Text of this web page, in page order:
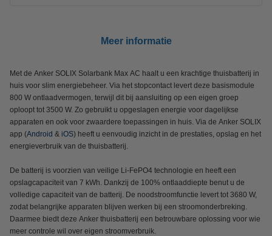
Meer informatie
Met de Anker SOLIX Solarbank Max AC haalt u een krachtige thuisbatterij in
huis voor slim energiebeheer. Via het stopcontact levert deze basismodule
800 W ontlaadvermogen, terwijl dit bij aansluiting op een eigen groep
oploopt tot 3500 W. Zo gebruikt u opgeslagen energie voor dagelijkse
apparaten en ook voor zwaardere toepassingen in huis. Via de Anker SOLIX
app (Android & iOS) heeft u eenvoudig inzicht in de prestaties, opslag en het
energieverbruik van de thuisbatterij.
De batterij is voorzien van veilige Li-FePO4 technologie en heeft een
opslagcapaciteit van 7 kWh. Dankzij de 100% ontlaaddiepte benut u de
volledige capaciteit van de batterij. De noodstroomfunctie levert tot 3680 W,
zodat belangrijke apparaten blijven werken bij een stroomonderbreking.
Daarmee biedt deze Anker thuisbatterij een betrouwbare oplossing voor wie
meer controle wil over eigen stroomverbruik.